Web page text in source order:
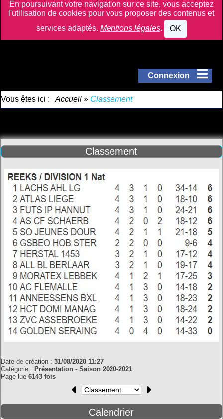
En poursuivant votre navigation sur ce site, vous acceptez
l'utilisation de cookies pour vous proposer des contenus et
services adaptés. Mentions légales. OK
Connexion
Vous êtes ici : Accueil» Classement
Classement
Date de création :31/08/2020 11:27
Catégorie : Présentation - Saison 2020-2021
Page lue6143 fois
Calendrier